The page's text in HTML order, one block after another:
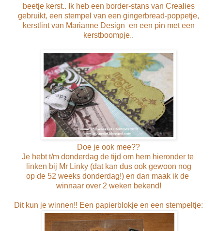
beetje kerst.. Ik heb een border-stans van Crealies
gebruikt, een stempel van een gingerbread-poppetje,
kerstlint van Marianne Design en een pin met een
kerstboompje..
Doe je ook mee??
Je hebt t/m donderdag de tijd om hem hieronder te
linken bij Mr Linky (dat kan dus ook gewoon nog
op de 52 weeks donderdag!) en dan maak ik de
winnaar over 2 weken bekend!
Dit kun je winnen!! Een papierblokje en een stempeltje: